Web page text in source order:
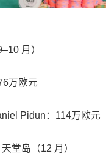
月）
万欧元
Pidun：114万欧元
堂岛（12 月）